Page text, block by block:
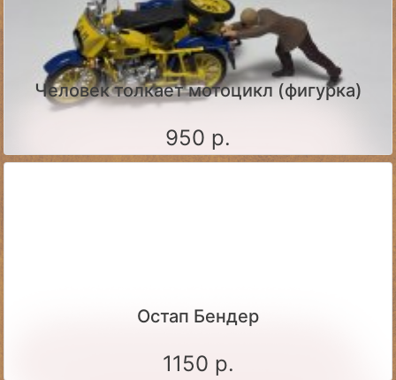
Человек толкает мотоцикл (фигурка)
950 р.
Остап Бендер
1150 р.